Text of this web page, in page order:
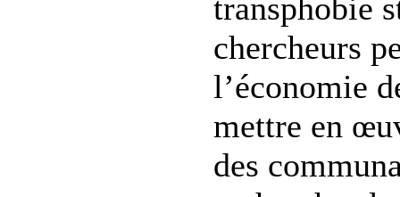
transphobie
chercheurs
l’économie
mettre en
des